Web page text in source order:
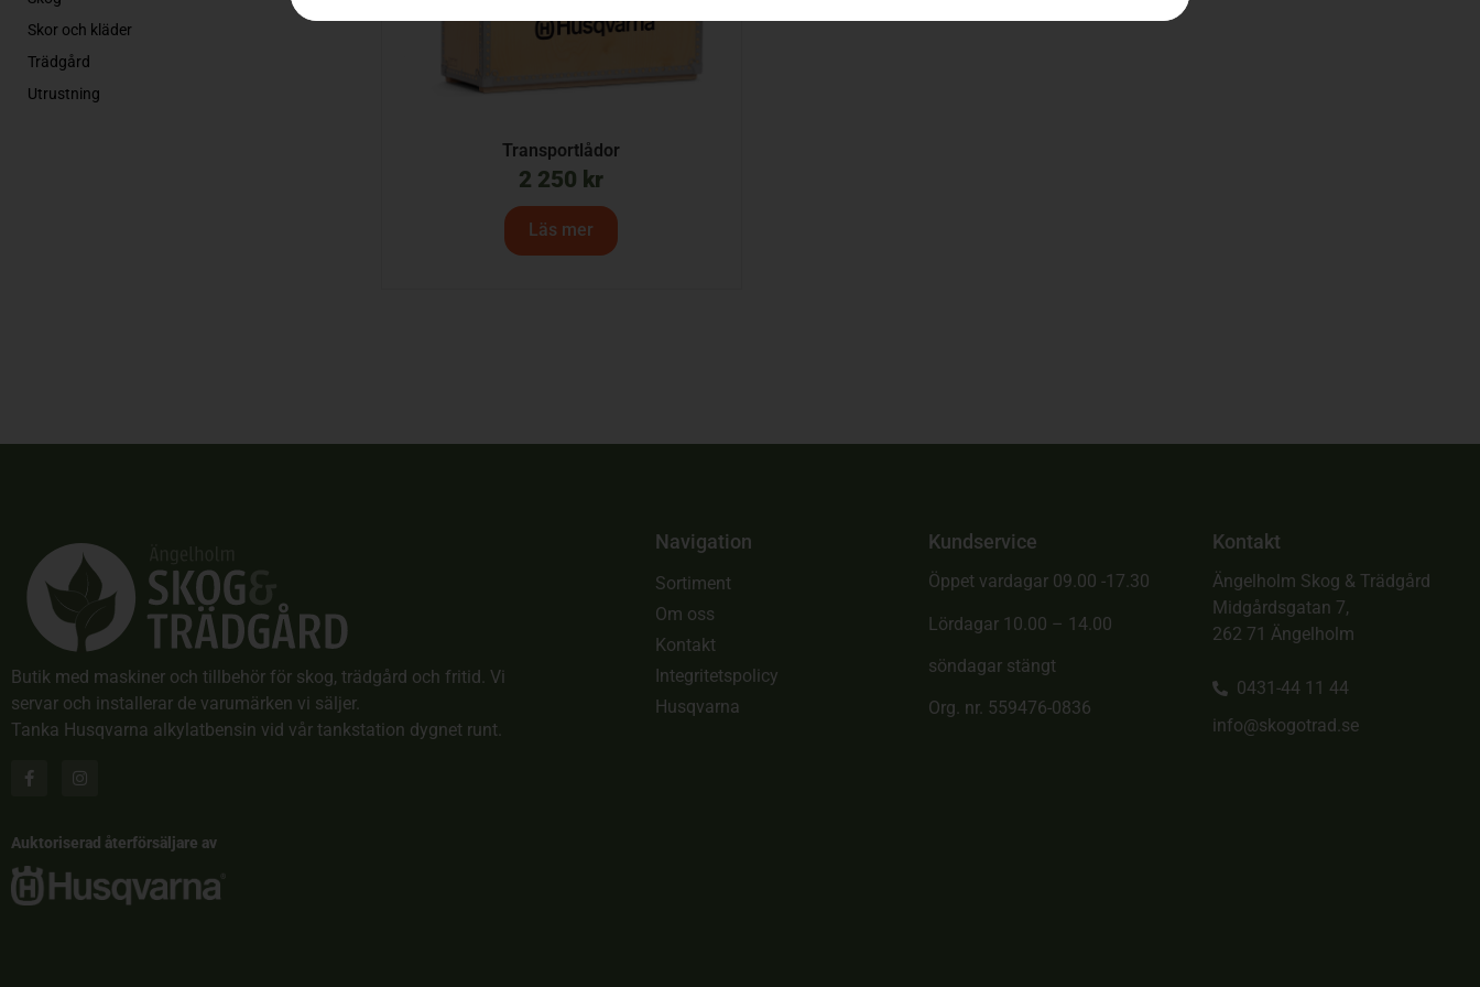
Skor och kläder
Trädgård
Utrustning
Transportlådor
2 250 kr
Läs mer
Butik med maskiner och tillbehör för skog, trädgård och fritid. Vi
servar och installerar de varumärken vi säljer.
Tanka Husqvarna alkylatbensin vid vår tankstation dygnet runt.
Auktoriserad återförsäljare av
Navigation
Sortiment
Om oss
Kontakt
Integritetspolicy
Husqvarna
Kundservice
Öppet vardagar 09.00 -17.30
Lördagar 10.00 – 14.00
söndagar stängt
Org. nr. 559476-0836
Kontakt
Ängelholm Skog & Trädgård
Midgårdsgatan 7,
262 71 Ängelholm
0431-44 11 44
info@skogotrad.se